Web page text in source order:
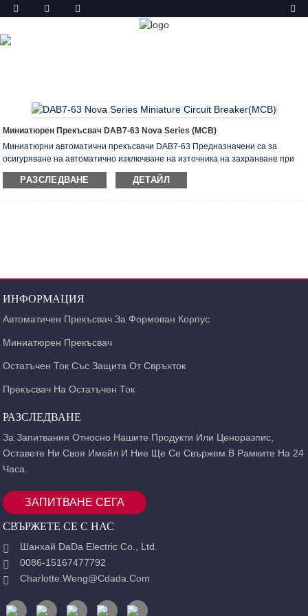
ПРОДУКТ
У ДОМА
Миниатюрен Прекъсвач DAB7-63 Nova Series (MCB)
Миниатюрни автоматични прекъсвачи DAB7-63 Предназначени са за
осигуряване на автоматично изключване на източника на захранване при
излишни токове. Препоръчват се за използване в групови панели
(апартамент и под) и разпределителни табла на жилищни, битови,
РАЗСЛЕДВАНЕ ДЕТАЙЛ
ИНФОРМАЦИЯ
Автоматичен Прекъсвач За Формован Корпус
Миниатюрен Прекъсвач
Остатъчен Ток Със Защита От Свръхток
Прекъсвач На Остатъчен Ток
РАЗСЛЕДВАНЕ
За Запитвания Относно Нашите Продукти Или Ценоразпис,
Оставете Ни Своя Имейл И Ние Ще Се Свържем В Рамките На 24
Часа.
ЗАПИТВАНЕ СЕГА
СВЪРЖЕТЕ СЕ С НАС
Шанхай DaDa Electric Co., Ltd.
0086-15167477792
Charlotte.weng@cdada.com